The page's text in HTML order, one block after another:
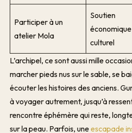
Participer à un
atelier Mola
Soutien
culturel
L’archipel, ce sont aussi mille
marcher pieds nus sur le sable, se
écouter les histoires des anciens.
à voyager autrement, jusqu’à
rencontre éphémère qui reste,
sur la peau. Parfois, uneescapade